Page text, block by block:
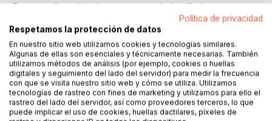
Ensayo sobre el ser humano, sus miedos, ilusiones,
creencias y ambiciones; sus reacciones y
comportamientos, desde los más instintivos hasta los más
elaborados; la vida social analizada en distintas facetas; la
cultura en sus diferentes versiones. Todo ello a través de
una mirada ingenua, transparente, libre de intereses y
ataduras; con la sinceridad absoluta de un alienígena que
visita por primera vez nuestro planeta y trata de
comprendernos, o al menos conocernos un poco, antes de
Política de privacidad
Respetamos la protección de datos
En nuestro sitio web utilizamos cookies y tecnologías similares.
Algunas de ellas son esenciales y técnicamente necesarias. También
utilizamos métodos de análisis (por ejemplo, cookies o huellas
digitales y seguimiento del lado del servidor) para medir la frecuencia
con que se visita nuestro sitio web y cómo se utiliza. Utilizamos
tecnologías de rastreo con fines de marketing y utilizamos para ello el
rastreo del lado del servidor, así como proveedores terceros, lo que
puede implicar el uso de cookies, huellas dactilares, píxeles de